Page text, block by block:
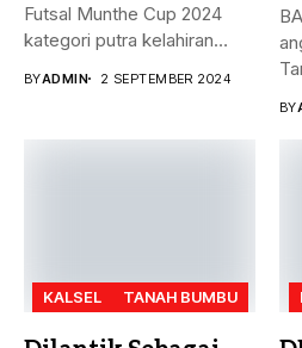
Futsal Munthe Cup 2024
kategori putra kelahiran
BYADMIN 2 SEPTEMBER 2024
BY
KALSEL TANAH BUMBU